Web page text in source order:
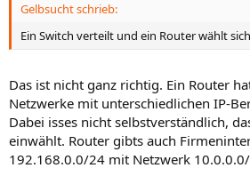
Gelbsucht schrieb:
Ein Switch verteilt und ein Router wählt
Das ist nicht ganz richtig. Ein Router
Netzwerke mit unterschiedlichen IP-
Dabei isses nicht selbstverständlich,
einwählt. Router gibts auch
192.168.0.0/24 mit Netzwerk